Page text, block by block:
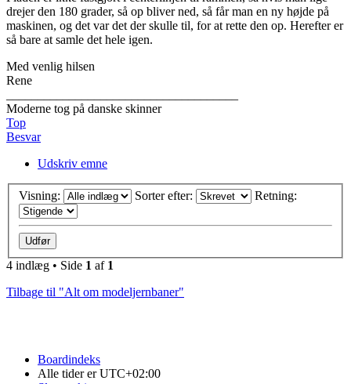
drejer den 180 grader, så op bliver ned, så får man en ny højde på
maskinen, og det var det der skulle til, for at rette den op. Herefter er
så bare at samle det hele igen.
Med venlig hilsen
Rene
Moderne tog på danske skinner
Top
Besvar
Udskriv emne
Visning: Sorter efter: Retning:
4 indlæg • Side 1 af 1
Tilbage til "Alt om modeljernbaner"
Boardindeks
Alle tider erUTC+02:00